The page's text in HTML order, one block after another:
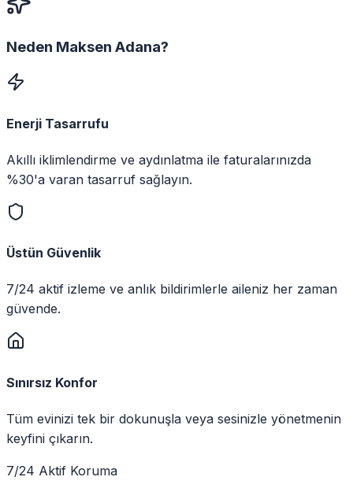
Neden Maksen Adana?
Enerji Tasarrufu
Akıllı iklimlendirme ve aydınlatma ile faturalarınızda
%30'a varan tasarruf sağlayın.
Üstün Güvenlik
7/24 aktif izleme ve anlık bildirimlerle aileniz her zaman
güvende.
Sınırsız Konfor
Tüm evinizi tek bir dokunuşla veya sesinizle yönetmenin
keyfini çıkarın.
7/24 Aktif Koruma